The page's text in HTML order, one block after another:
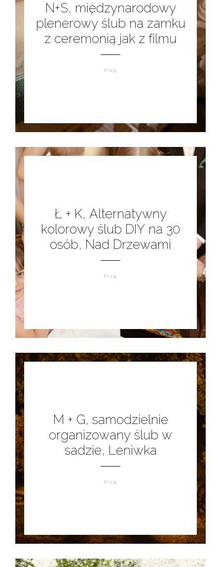
N+S, międzynarodowy
plenerowy ślub na zamku
z ceremonią jak z filmu
blog
Ł + K, Alternatywny
kolorowy ślub DIY na 30
osób, Nad Drzewami
blog
M + G, samodzielnie
organizowany ślub w
sadzie, Leniwka
blog